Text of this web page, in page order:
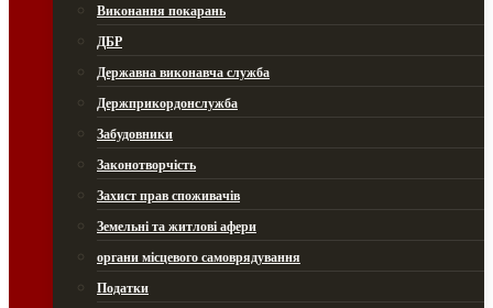
Виконання покарань
ДБР
Державна виконавча служба
Держприкордонслужба
Забудовники
Законотворчість
Захист прав споживачів
Земельні та житлові афери
органи місцевого самоврядування
Податки